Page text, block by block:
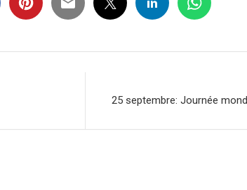
25 septembre: Journée